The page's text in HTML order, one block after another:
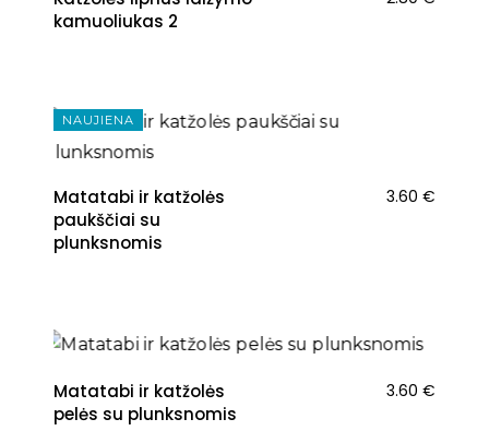
kamuoliukas 2
NAUJIENA
Matatabi ir katžolės
paukščiai su
plunksnomis
3.60 €
Matatabi ir katžolės
pelės su plunksnomis
3.60 €